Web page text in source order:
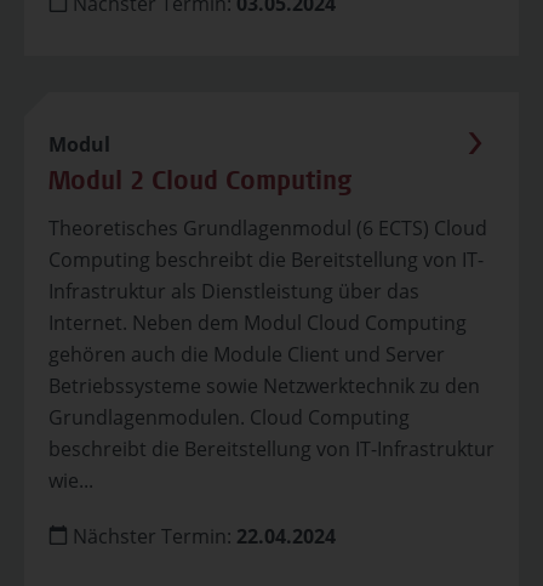
Modul
Modul 2 Cloud Computing
Theoretisches Grundlagenmodul (6 ECTS) Cloud
Computing beschreibt die Bereitstellung von IT-
Infrastruktur als Dienstleistung über das
Internet. Neben dem Modul Cloud Computing
gehören auch die Module Client und Server
Betriebssysteme sowie Netzwerktechnik zu den
Grundlagenmodulen. Cloud Computing
beschreibt die Bereitstellung von IT-Infrastruktur
wie...
Nächster Termin: 22.04.2024